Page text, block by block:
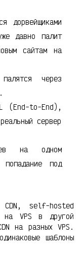
дорвейщиками
давно палит
сайтам на
через
.
(End-to-End),
сервер
на одном
под
CDN, self-hosted
VPS в другой
на разных VPS.
шаблоны